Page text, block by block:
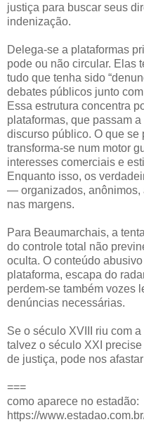
justiça para buscar seus
indenização.
Delega-se a plataformas
pode ou não circular. Elas
tudo que tenha sido
debates públicos junto
Essa estrutura concentra
plataformas, que passam
discurso público. O que se
transforma-se num motor
interesses comerciais e
Enquanto isso, os
— organizados,
nas margens.
Para Beaumarchais, a
do controle total não
oculta. O conteúdo
plataforma, escapa do
perdem-se também vozes
denúncias necessárias.
Se o século XVIII riu com
talvez o século XXI
de justiça, pode nos
===
como aparece no estadão:
https://